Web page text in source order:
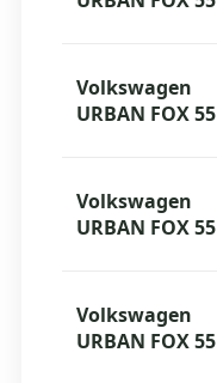
Volkswagen
URBAN FOX 55
Volkswagen
URBAN FOX 55
Volkswagen
URBAN FOX 55